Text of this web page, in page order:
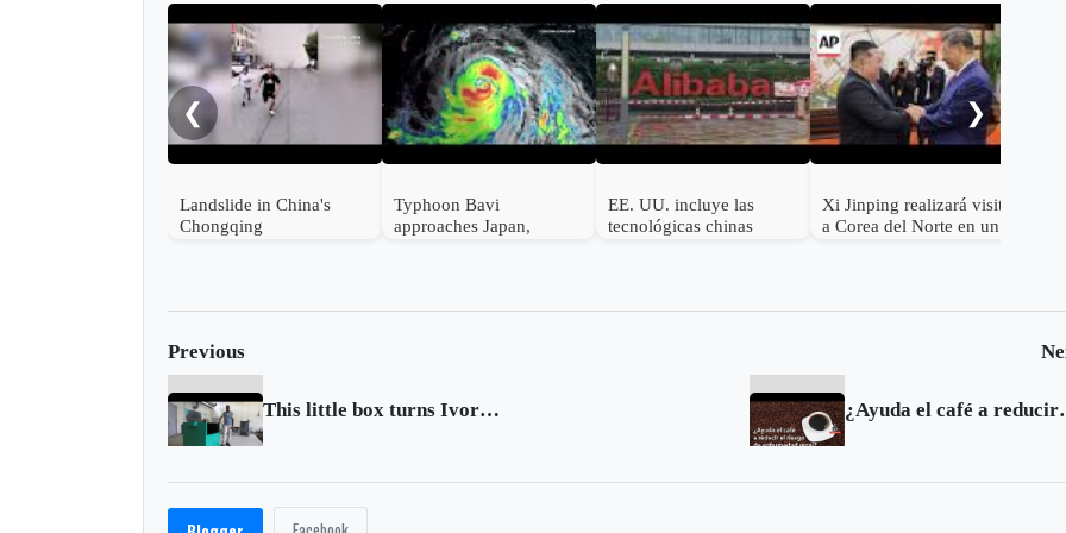
❮
Landslide in China's
Chongqing
Typhoon Bavi
approaches Japan,
EE. UU. incluye las
tecnológicas chinas
Xi Jinping realizará visita
a Corea del Norte en un
❯
Previous
This little box turns Ivory Coast farm waste into gas ¿Ayuda el